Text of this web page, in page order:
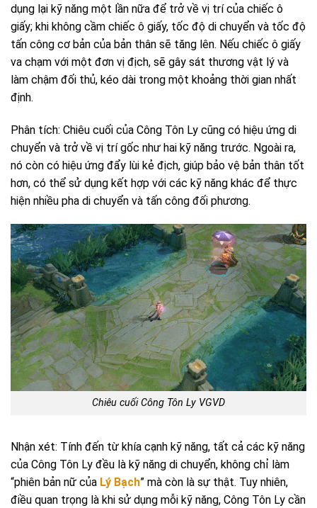
dụng lại kỹ năng một lần nữa để trở về vị trí của chiếc ô
giấy; khi không cầm chiếc ô giấy, tốc độ di chuyển và tốc độ
tấn công cơ bản của bản thân sẽ tăng lên. Nếu chiếc ô giấy
va chạm với một đơn vị địch, sẽ gây sát thương vật lý và
làm chậm đối thủ, kéo dài trong một khoảng thời gian nhất
định.
Phân tích: Chiêu cuối của Công Tôn Ly cũng có hiệu ứng di
chuyển và trở về vị trí gốc như hai kỹ năng trước. Ngoài ra,
nó còn có hiệu ứng đẩy lùi kẻ địch, giúp bảo vệ bản thân tốt
hơn, có thể sử dụng kết hợp với các kỹ năng khác để thực
hiện nhiều pha di chuyển và tấn công đối phương.
Chiêu cuối Công Tôn Ly VGVD
Nhận xét: Tính đến từ khía cạnh kỹ năng, tất cả các kỹ năng
của Công Tôn Ly đều là kỹ năng di chuyển, không chỉ làm
“phiên bản nữ của Lý Bạch” mà còn là sự thật. Tuy nhiên,
điều quan trọng là khi sử dụng mỗi kỹ năng, Công Tôn Ly cần